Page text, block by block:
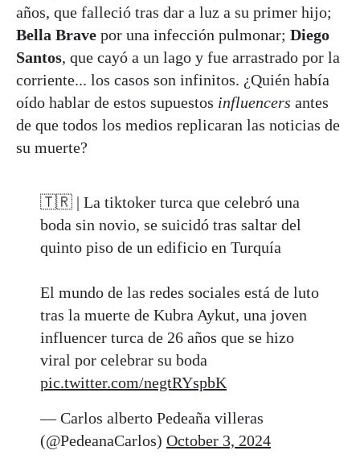
años, que falleció tras dar a luz a su primer hijo;
Bella Brave por una infección pulmonar; Diego
Santos, que cayó a un lago y fue arrastrado por la
corriente... los casos son infinitos. ¿Quién había
oído hablar de estos supuestos influencers antes
de que todos los medios replicaran las noticias de
su muerte?
🇹🇷 | La tiktoker turca que celebró una
boda sin novio, se suicidó tras saltar del
quinto piso de un edificio en Turquía
El mundo de las redes sociales está de luto
tras la muerte de Kubra Aykut, una joven
influencer turca de 26 años que se hizo
viral por celebrar su boda
pic.twitter.com/negtRYspbK
— Carlos alberto Pedeaña villeras
(@PedeanaCarlos) October 3, 2024